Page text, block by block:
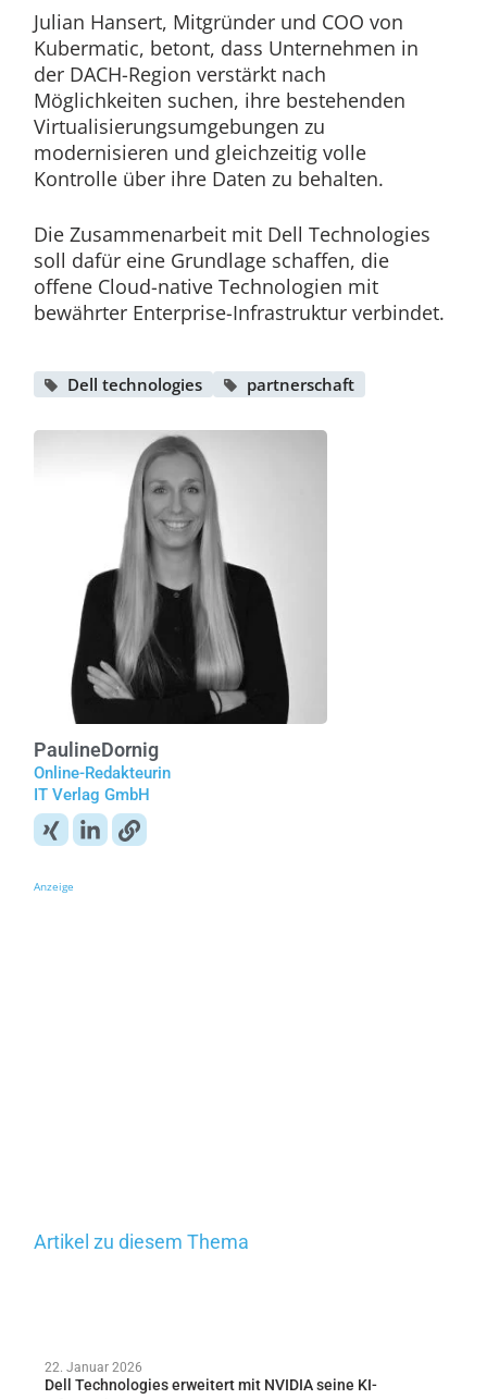
Julian Hansert, Mitgründer und COO von
Kubermatic, betont, dass Unternehmen in
der DACH-Region verstärkt nach
Möglichkeiten suchen, ihre bestehenden
Virtualisierungsumgebungen zu
modernisieren und gleichzeitig volle
Kontrolle über ihre Daten zu behalten.
Die Zusammenarbeit mit Dell Technologies
soll dafür eine Grundlage schaffen, die
offene Cloud-native Technologien mit
bewährter Enterprise-Infrastruktur verbindet.
Dell technologies partnerschaft
PaulineDornig
Online-Redakteurin
IT Verlag GmbH
Anzeige
Artikel zu diesem Thema
22. Januar 2026
Dell Technologies erweitert mit NVIDIA seine KI-